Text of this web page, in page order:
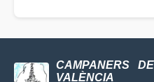
CAMPANERS
VALÈNCIA